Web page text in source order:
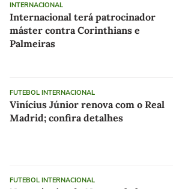
INTERNACIONAL
Internacional terá patrocinador
máster contra Corinthians e
Palmeiras
FUTEBOL INTERNACIONAL
Vinícius Júnior renova com o Real
Madrid; confira detalhes
FUTEBOL INTERNACIONAL